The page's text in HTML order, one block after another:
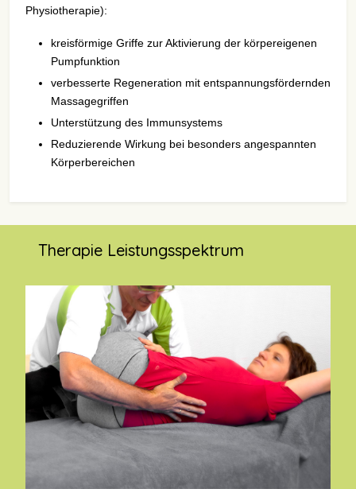
Physiotherapie):
kreisförmige Griffe zur Aktivierung der körpereigenen
Pumpfunktion
verbesserte Regeneration mit entspannungsfördernden
Massagegriffen
Unterstützung des Immunsystems
Reduzierende Wirkung bei besonders angespannten
Körperbereichen
Therapie Leistungsspektrum